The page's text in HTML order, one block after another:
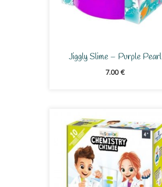
Jiggly Slime – Purple Pearl
7.00€